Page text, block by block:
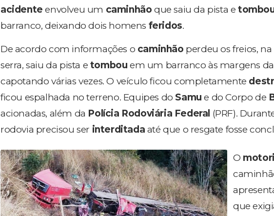
acidente envolveu um caminhão que saiu da pista e
barranco, deixando dois homens feridos.
De acordo com informações o caminhão perdeu os freios,
serra, saiu da pista e tombou em um barranco às margens da
capotando várias vezes. O veículo ficou completamente
ficou espalhada no terreno. Equipes do Samu e do Corpo de
acionadas, além da Polícia Rodoviária Federal (PRF).
rodovia precisou ser interditada até que o resgate fosse
O
que